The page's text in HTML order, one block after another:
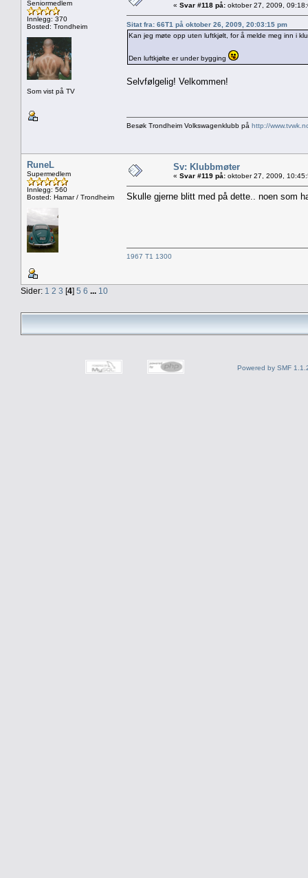
Seniormedlem
Innlegg: 370
Bosted: Trondheim
Som vist på TV
« Svar #118 på: oktober 27, 2009,
Sitat fra: 66T1 på oktober 26, 2009, 20:03:15 pm
Kan jeg møte opp uten luftkjølt, for å melde meg inn i
Den luftkjølte er under bygging
Selvfølgelig! Velkommen!
Besøk Trondheim Volkswagenklubb på http://
RuneL
Supermedlem
Innlegg: 560
Bosted: Hamar / Trondheim
Sv: Klubbmøter
« Svar #119 på: oktober 27, 2009,
Skulle gjerne blitt med på dette.. noen som
1967 T1 1300
Sider: 1 2 3 [4] 5 6 ... 10
Powered by SMF